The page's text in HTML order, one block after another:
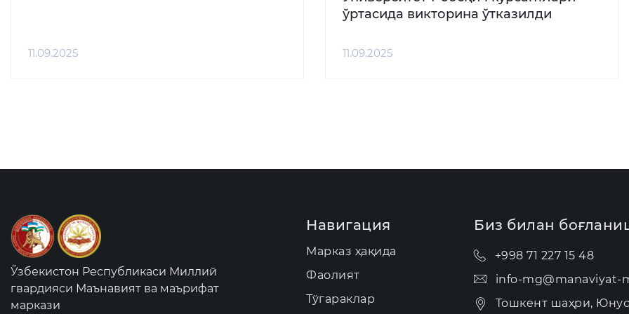
11.09.2025
ўртасида викторина ўтказилди
11.09.2025
Ўзбекистон Республикаси Миллий
гвардияси Маънавият ва маърифат
маркази
Навигация
Марказ ҳақида
Фаолият
Тўгараклар
Биз билан
+998 71 227 15 48
info-mg@manaviyat-
Тошкент шаҳри,